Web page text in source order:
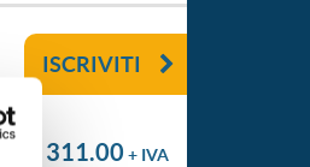
ISCRIVITI
€ 311.00 + IVA